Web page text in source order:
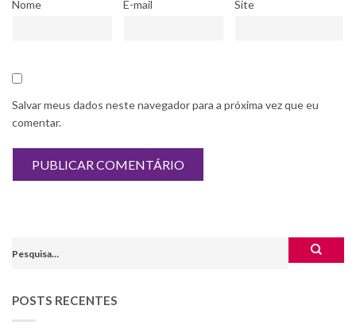
Nome E-mail Site
Salvar meus dados neste navegador para a próxima vez que eu
comentar.
POSTS RECENTES